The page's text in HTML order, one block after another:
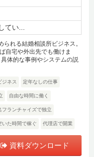
てい...
れる結婚相談所ビジネス。
自宅や外出先でも働けま
体的な事例やシステムの説
ジネス 定年なしの仕事
自由な時間に働く
フランチャイズで独立
いた時間で稼ぐ 代理店で開業
資料ダウンロード